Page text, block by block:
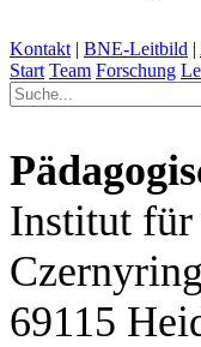
Kontakt | BNE-Leitbild |
Start Team Forschung
Institut für
69115